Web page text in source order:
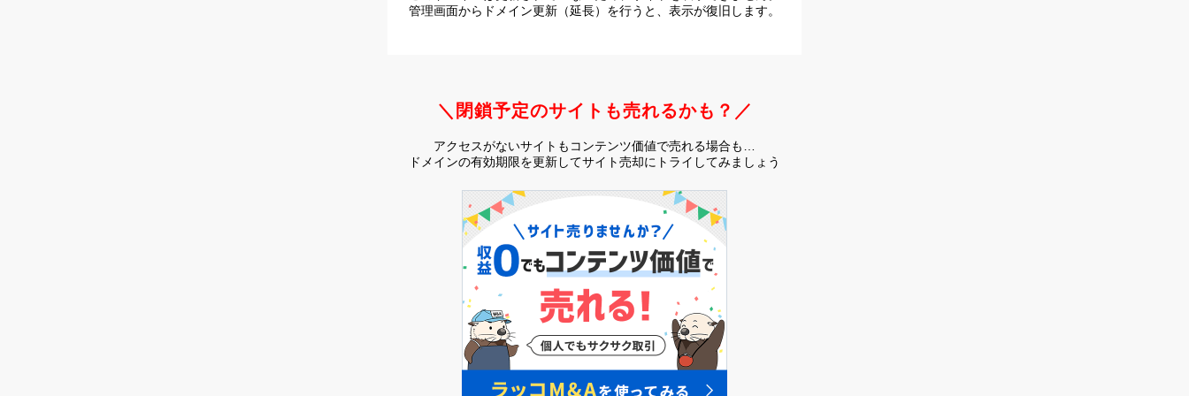
管理画面からドメイン更新（延長）を行うと、 表示が復旧します。
＼閉鎖予定のサイトも売れるかも？／
アクセスがないサイトもコンテンツ価値で売れる場合も…
ドメインの有効期限を更新してサイト売却にトライしてみましょう